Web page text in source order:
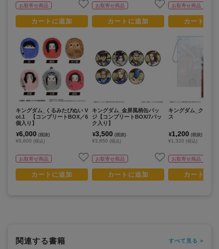
お取寄せ商品
カートに追加
キングダム_くるみたぴぬい V
ol.1 【コンプリートBOX／6
個入り】
¥6,000 (税抜)
¥6,600 (税込)
お取寄せ商品
カートに追加
お取寄せ商品
カートに追加
キングダム_金屏風柄缶バッ
ジ【コンプリートBOX/7パッ
ク入り】
¥3,500 (税抜)
¥3,850 (税込)
お取寄せ商品
カートに追加
お取寄せ商品
カートに
キングダム_クリア
ス
¥1,200 (税抜)
¥1,320 (税込)
お取寄せ商品
カートに
関連する書籍 すべて見る >